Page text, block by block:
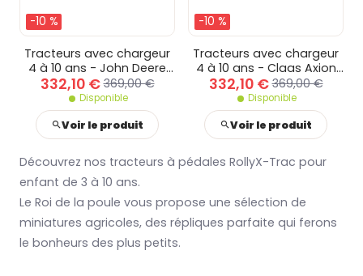
-10 %
Tracteurs avec chargeur
4 à 10 ans - John Deere
8400R
332,10 € 369,00 €
Disponible
Voir le produit
-10 %
Tracteurs avec chargeur
4 à 10 ans - Claas Axion
950
332,10 € 369,00 €
Disponible
Voir le produit
Découvrez nos tracteurs à pédales RollyX-Trac pour
enfant de 3 à 10 ans.
Le Roi de la poule vous propose une sélection de
miniatures agricoles, des répliques parfaite qui ferons
le bonheurs des plus petits.